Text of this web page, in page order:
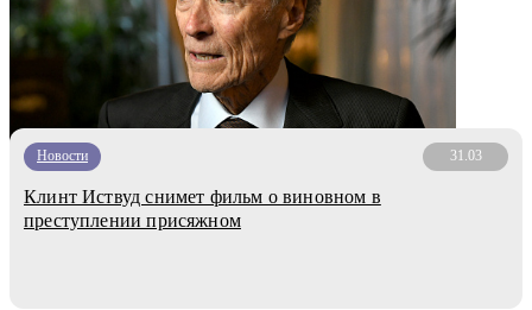
Новости 31.03
Клинт Иствуд снимет фильм о виновном в
преступлении присяжном